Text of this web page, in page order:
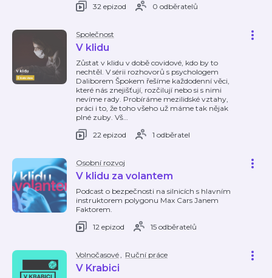
32 epizod
0 odběratelů
Společnost
V klidu
Zůstat v klidu v době covidové, kdo by to
nechtěl. V sérii rozhovorů s psychologem
Daliborem Špokem řešíme každodenní věci,
které nás znejišťují, rozčilují nebo si s nimi
nevíme rady. Probíráme mezilidské vztahy,
práci i to, že toho všeho už máme tak nějak
plné zuby. Vš…
22 epizod
1 odběratel
Osobní rozvoj
V klidu za volantem
Podcast o bezpečnosti na silnicích s hlavním
instruktorem polygonu Max Cars Janem
Faktorem.
12 epizod
15 odběratelů
Volnočasové, Ruční práce
V Krabici